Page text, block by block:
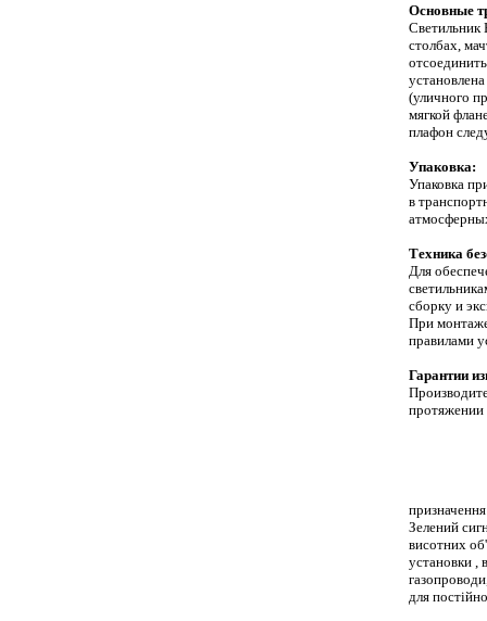
Основные
Светильник
столбах,
отсоединить
(уличного
мягкой
плафон
Упаковка:
Упаковка
в
Техника
Для
сборку и
При
правилами
Гарантии
протяжении
Зелений
висотних
установки ,
для